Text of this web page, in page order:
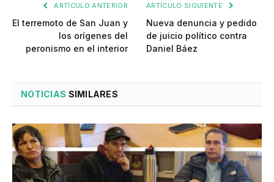
ARTÍCULO ANTERIOR
El terremoto de San Juan y
los orígenes del
peronismo en el interior
ARTÍCULO SIGUIENTE
Nueva denuncia y pedido
de juicio político contra
Daniel Báez
NOTICIAS SIMILARES